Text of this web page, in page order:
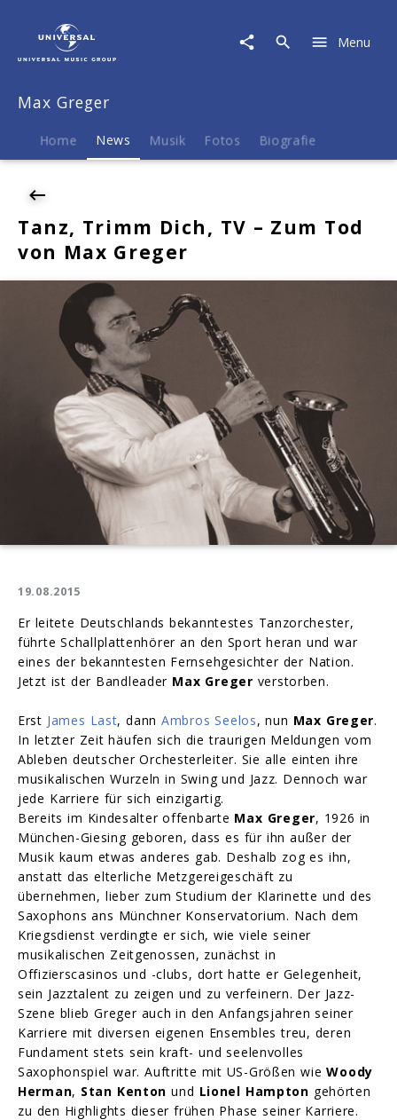
News
Tanz,
TV
von
Max
Menu
Max Greger
Home News Musik Fotos Biografie
Tanz, Trimm Dich, TV – Zum Tod
von Max Greger
19.08.2015
Er leitete Deutschlands bekanntestes Tanzorchester,
führte Schallplattenhörer an den Sport heran und war
eines der bekanntesten Fernsehgesichter der Nation.
Jetzt ist der Bandleader Max Greger verstorben.
Erst James Last, dannAmbros Seelos, nun Max Greger.
In letzter Zeit häufen sich die traurigen Meldungen vom
Ableben deutscher Orchesterleiter. Sie alle einten ihre
musikalischen Wurzeln in Swing und Jazz. Dennoch war
jede Karriere für sich einzigartig.
Bereits im Kindesalter offenbarte Max Greger, 1926 in
München-Giesing geboren, dass es für ihn außer der
Musik kaum etwas anderes gab. Deshalb zog es ihn,
anstatt das elterliche Metzgereigeschäft zu
übernehmen, lieber zum Studium der Klarinette und des
Saxophons ans Münchner Konservatorium. Nach dem
Kriegsdienst verdingte er sich, wie viele seiner
musikalischen Zeitgenossen, zunächst in
Offizierscasinos und -clubs, dort hatte er Gelegenheit,
sein Jazztalent zu zeigen und zu verfeinern. Der Jazz-
Szene blieb Greger auch in den Anfangsjahren seiner
Karriere mit diversen eigenen Ensembles treu, deren
Fundament stets sein kraft- und seelenvolles
Saxophonspiel war. Auftritte mit US-Größen wieWoody
Herman, Stan Kenton und Lionel Hampton gehörten
zu den Highlights dieser frühen Phase seiner Karriere.